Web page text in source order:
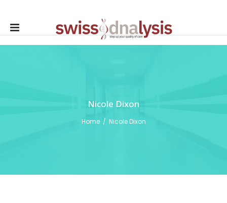
Nicole Dixon
Home/ Nicole Dixon